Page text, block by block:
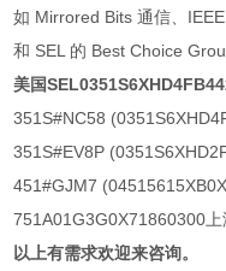
如 Mirrored Bits 通信、
和 SEL 的 Best Choice
美国
351S#NC58
351S#EV8P
451#GJM7
751A01G3G0X71860300
以上有需求欢迎来咨询。